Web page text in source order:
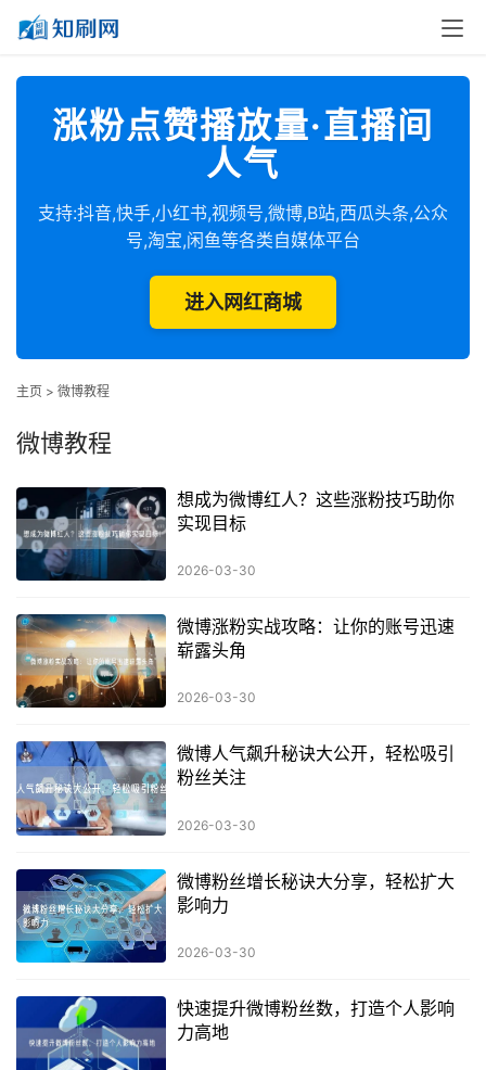
涨粉点赞播放量·直播间
人气
支持:抖音,快手,小红书,视频号,微博,B站,西瓜头条,公众
号,淘宝,闲鱼等各类自媒体平台
进入网红商城
主页 > 微博教程
微博教程
想成为微博红人？这些涨粉技巧助你
实现目标
2026-03-30
微博涨粉实战攻略：让你的账号迅速
崭露头角
2026-03-30
微博人气飙升秘诀大公开，轻松吸引
粉丝关注
2026-03-30
微博粉丝增长秘诀大分享，轻松扩大
影响力
2026-03-30
快速提升微博粉丝数，打造个人影响
力高地